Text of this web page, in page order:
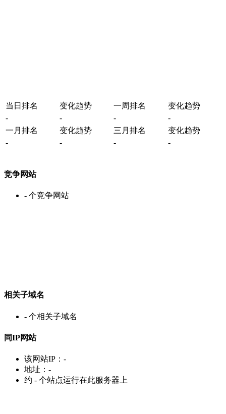
当日排名 变化趋势 一周排名
变化趋势
-
- -
-
一月排名
变化趋势 三月排名
变化趋势
-
- - -
竞争网站
- 个竞争网站
相关子域名
- 个相关子域名
同IP网站
该网站IP： -
地址： -
约 - 个站点运行在此服务器上